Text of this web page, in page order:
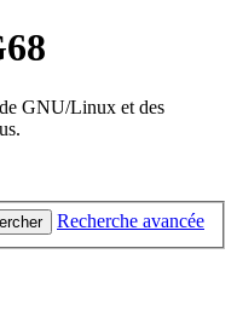
GNU/Linux et des
Recherche avancée